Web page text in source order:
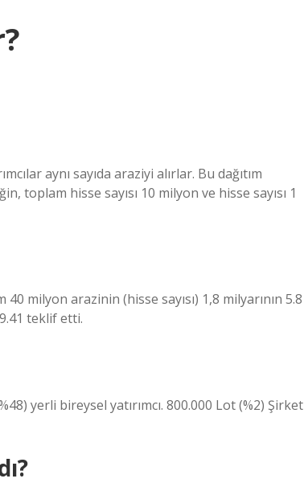
aynı sayıda araziyi alırlar. Bu dağıtım
toplam hisse sayısı 10 milyon ve hisse sayısı 1
milyon arazinin (hisse sayısı) 1,8 milyarının 5.8
teklif etti.
yerli bireysel yatırımcı. 800.000 Lot (%2) Şirket